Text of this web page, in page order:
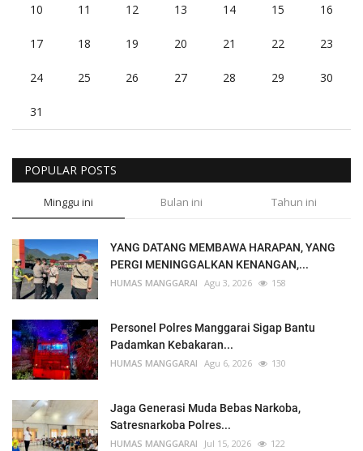
10 11 12 13 14 15 16
17 18 19 20 21 22 23
24 25 26 27 28 29 30
31
POPULAR POSTS
Minggu ini Bulan ini Tahun ini
YANG DATANG MEMBAWA HARAPAN, YANG
PERGI MENINGGALKAN KENANGAN,...
HUMAS MANGGARAI Agu 3, 2026 158
Personel Polres Manggarai Sigap Bantu
Padamkan Kebakaran...
HUMAS MANGGARAI Agu 6, 2026 130
Jaga Generasi Muda Bebas Narkoba,
Satresnarkoba Polres...
HUMAS MANGGARAI Jul 15, 2026 122